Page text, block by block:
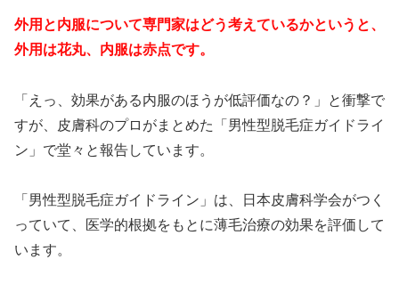
外用と内服について専門家はどう考えているかというと、
外用は花丸、内服は赤点です。
「えっ、効果がある内服のほうが低評価なの？」と衝撃で
すが、皮膚科のプロがまとめた「男性型脱毛症ガイドライ
ン」で堂々と報告しています。
「男性型脱毛症ガイドライン」は、日本皮膚科学会がつく
っていて、医学的根拠をもとに薄毛治療の効果を評価して
います。